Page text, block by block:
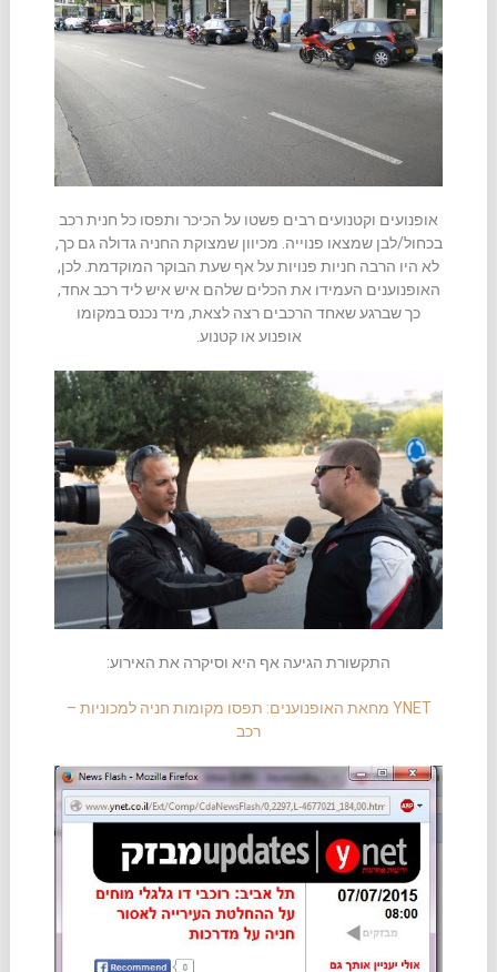
אופנועים וקטנועים רבים פשטו על הכיכר ותפסו כל חנית רכב
בכחול/לבן שמצאו פנוייה. מכיוון שמצוקת החניה גדולה גם כך,
לא היו הרבה חניות פנויות על אף שעת הבוקר המוקדמת. לכן,
האופנוענים העמידו את הכלים שלהם איש איש ליד רכב אחד,
כך שברגע שאחד הרכבים רצה לצאת, מיד נכנס במקומו
אופנוע או קטנוע.
התקשורת הגיעה אף היא וסיקרה את האירוע:
YNET מחאת האופנוענים: תפסו מקומות חניה למכוניות –
רכב